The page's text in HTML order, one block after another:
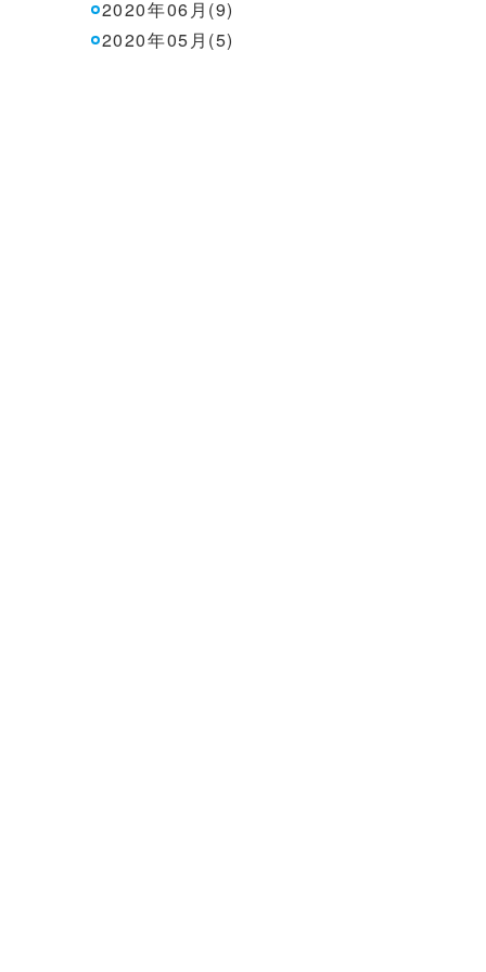
2020年06月(9)
2020年05月(5)